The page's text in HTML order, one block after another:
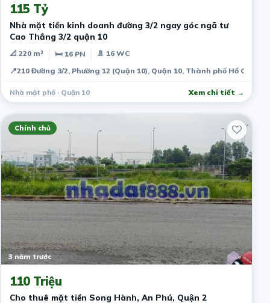
115 Tỷ
Nhà mặt tiền kinh doanh đường 3/2 ngay góc ngã tư
Cao Thắng 3/2 quận 10
📐 220 m² 🛏 16 PN
🚿 16 WC
📍210 Đường 3/2, Phường 12 (Quận 10), Quận 10, Thành phố Hồ Chí
Nhà mặt phố · Quận 10 Xem chi tiết →
Chính chủ
3 năm trước
110 Triệu
Cho thuê mặt tiền Song Hành, An Phú, Quận 2